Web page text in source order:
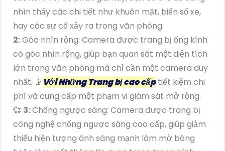
nhìn thấy các chi tiết như khuôn mặt, biển số xe,
hay các sự cố xảy ra trong văn phòng.
2:Góc nhìn rộng: Camera được trang bị ống kính
có góc nhìn rộng, giúp bạn quan sát một diện tích
lớn trong văn phòng mà chỉ cần một camera duy
nhất. 📡 Với Những Trang bị cao cấptiết kiệm chi
phí và cung cấp một phạm vi giám sát mở rộng.
💞 3:Chống ngược sáng: Camera được trang bị
công nghệ chống ngược sáng cao cấp, giúp giảm
thiểu hiện tượng ánh sáng mạnh làm mờ bóng